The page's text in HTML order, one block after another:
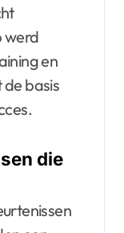
werd
en
basis
die